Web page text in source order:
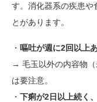
す。消化器系の疾患や
とがあります。
・ 嘔吐が週に2回以上
→ 毛玉以外の内容物
は要注意。
・ 下痢が2日以上続く